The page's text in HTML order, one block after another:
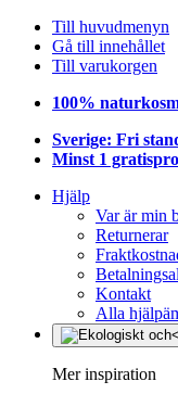
Till huvudmenyn
Gå till innehållet
Till varukorgen
100%
Sverige: Fri
Minst 1
Hjälp
Var är min
Returnerar
Kontakt
Alla
Mer inspiration